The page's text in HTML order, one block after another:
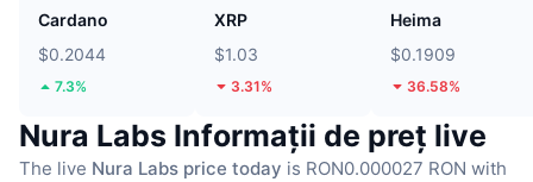
Cardano
$0.2044
7.3%
XRP
$1.03
3.31%
Heima
$0.1909
36.58%
Nura Labs Informații de preț live
The live Nura Labs price today is RON0.000027 RON with